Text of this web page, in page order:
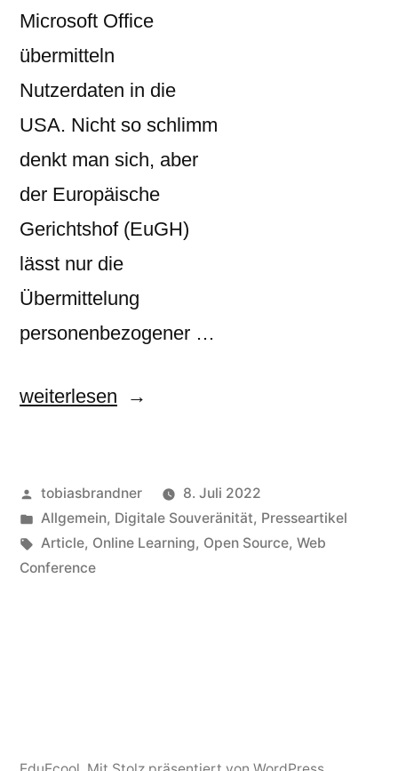
Microsoft Office
übermitteln
Nutzerdaten in die
USA. Nicht so schlimm
denkt man sich, aber
der Europäische
Gerichtshof (EuGH)
lässt nur die
Übermittelung
personenbezogener …
„Microsoft
nicht
mehr
an
weiterlesen
Veröffentlicht
von
tobiasbrandner
8. Juli 2022
Veröffentlicht
in
Allgemein, Digitale Souveränität, Presseartikel
Schlagwörter:
Article, Online Learning, Open Source, Web
Conference